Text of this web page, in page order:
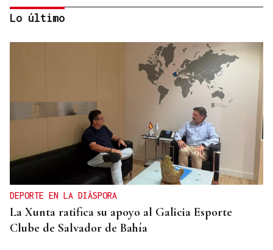
PÁNICO ENTRE LOS BAÑISTAS
Tragedia en una playa del sur de Rusia: seis
muertos, tres niños, al caer un dron derribado, así
fue el momento
Lo último
DEPORTE EN LA DIÁSPORA
La Xunta ratifica su apoyo al Galicia Esporte
Clube de Salvador de Bahía